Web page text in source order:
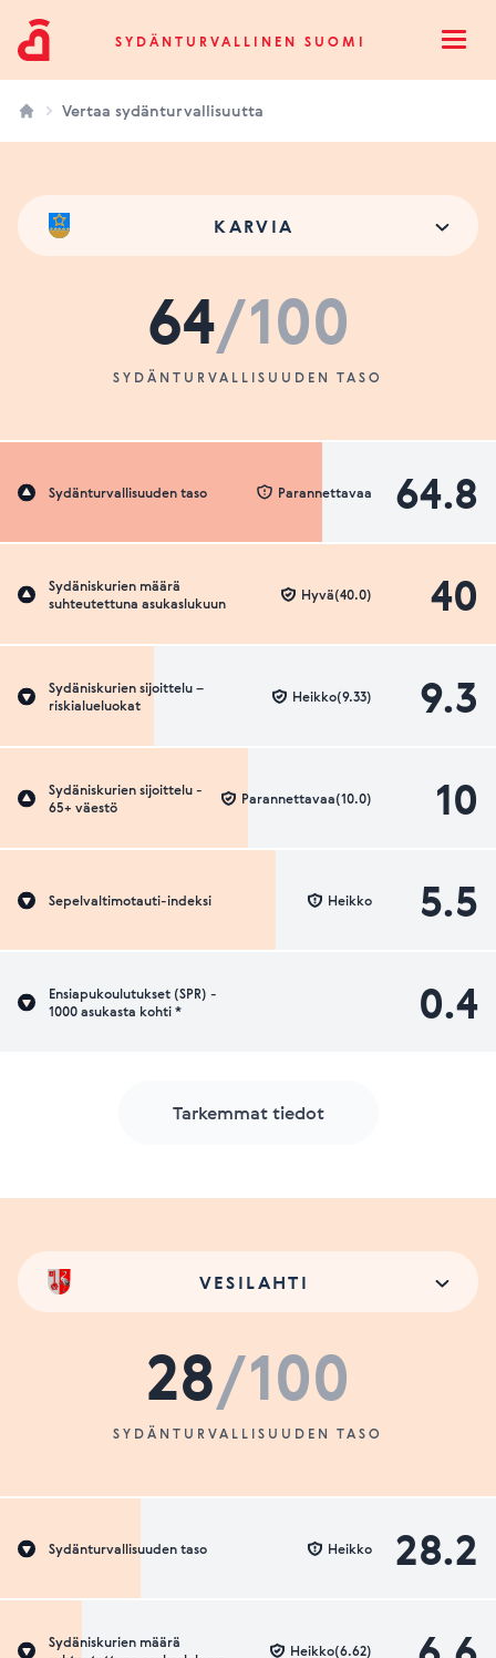
Sydänturvallinen SuomiSYDÄNTURVALLINEN SUOMI
Vertaa sydänturvallisuutta
KARVIA
64/100
SYDÄNTURVALLISUUDEN TASO
Sydänturvallisuuden taso 64.8
Parannettavaa
Sydäniskurien määrä
suhteutettuna asukaslukuun
40
Hyvä(40.0)
Sydäniskurien sijoittelu –
riskialueluokat
9.3
Heikko(9.33)
Sydäniskurien sijoittelu -
65+ väestö
10
Parannettavaa(10.0)
Sepelvaltimotauti-indeksi 5.5
Heikko
Ensiapukoulutukset (SPR) -
1000 asukasta kohti *
0.4
Tarkemmat tiedot
VESILAHTI
28/100
SYDÄNTURVALLISUUDEN TASO
Sydänturvallisuuden taso 28.2
Heikko
Sydäniskurien määrä
Heikko(6.62)